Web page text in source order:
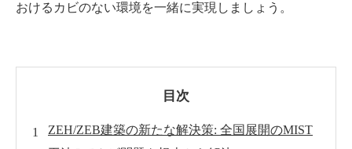
おけるカビのない環境を一緒に実現しましょう。
目次
ZEH/ZEB建築の新たな解決策: 全国展開のMIST